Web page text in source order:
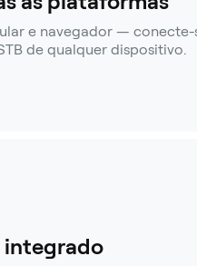
e navegador — conecte-
de qualquer dispositivo.
integrado